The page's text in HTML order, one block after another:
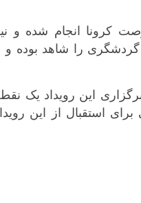
کرونا انجام شده و
را شاهد بوده و
اکو” گفت: برگزاری این رویداد یک
استقبال از این